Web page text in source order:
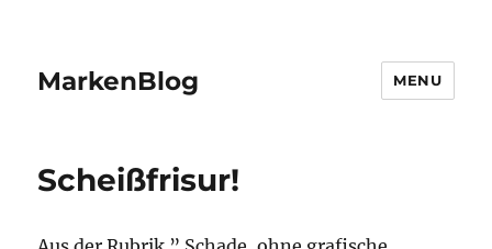
MarkenBlog MENU
Scheißfrisur!